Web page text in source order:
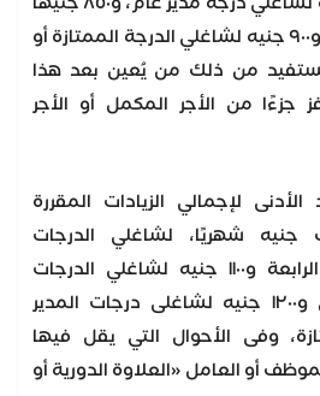
الدرجة الأولى، و٨٠٠ جنيه لشاغلي درجة مدير عام، و٨٥٠ جنيهًا
لشاغلي الدرجة العالية، و٩٠٠ جنيه لشاغلي الدرجة الممتازة أو
من ذلك من يُعين بعد هذا
جزءًا من الأجر المكمل أو الأجر
لإجمالي الزيادات المقررة
جنيه شهريًا، لشاغلي الدرجات
السادسة والخامسة والرابعة و١١٠٠ جنيه لشاغلي الدرجات
الثالثة والثانية والأولى و١٢٠٠ جنيه لشاغلى درجات المدير
وفى الأحوال التي يقل فيها
أو العامل «العلاوة الدورية أو